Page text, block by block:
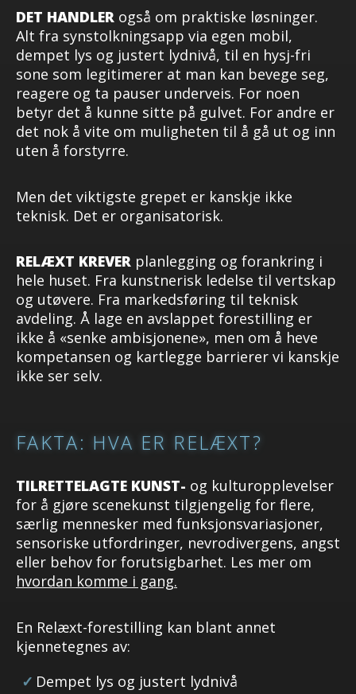
DET HANDLER også om praktiske løsninger.
Alt fra synstolkningsapp via egen mobil,
dempet lys og justert lydnivå, til en hysj-fri
sone som legitimerer at man kan bevege seg,
reagere og ta pauser underveis. For noen
betyr det å kunne sitte på gulvet. For andre er
det nok å vite om muligheten til å gå ut og inn
uten å forstyrre.
Men det viktigste grepet er kanskje ikke
teknisk. Det er organisatorisk.
RELÆXT KREVER planlegging og forankring i
hele huset. Fra kunstnerisk ledelse til vertskap
og utøvere. Fra markedsføring til teknisk
avdeling. Å lage en avslappet forestilling er
ikke å «senke ambisjonene», men om å heve
kompetansen og kartlegge barrierer vi kanskje
ikke ser selv.
FAKTA: HVA ER RELÆXT?
TILRETTELAGTE KUNST- og kulturopplevelser
for å gjøre scenekunst tilgjengelig for flere,
særlig mennesker med funksjonsvariasjoner,
sensoriske utfordringer, nevrodivergens, angst
eller behov for forutsigbarhet. Les mer om
hvordan komme i gang.
En Relæxt-forestilling kan blant annet
kjennetegnes av:
Dempet lys og justert lydnivå